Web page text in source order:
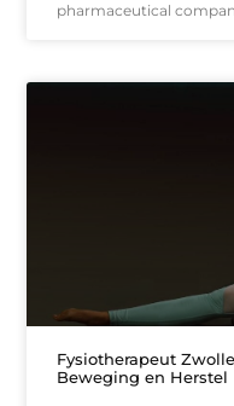
pharmaceutical
Fysiotherapeut
Beweging en Herstel